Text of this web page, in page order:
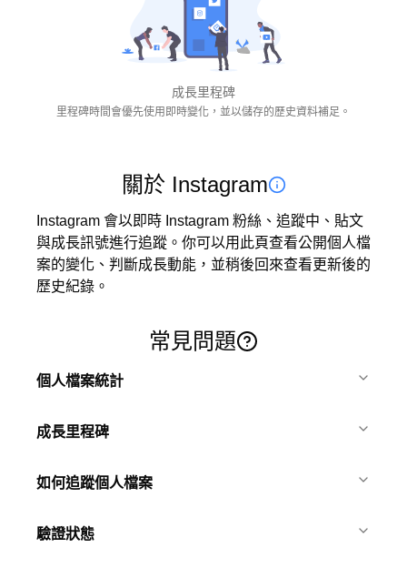
成長里程碑
里程碑時間會優先使用即時變化，並以儲存的歷史資料補足。
關於 Instagram
Instagram 會以即時 Instagram 粉絲、追蹤中、貼文
與成長訊號進行追蹤。你可以用此頁查看公開個人檔
案的變化、判斷成長動能，並稍後回來查看更新後的
歷史紀錄。
常見問題
個人檔案統計
成長里程碑
如何追蹤個人檔案
驗證狀態